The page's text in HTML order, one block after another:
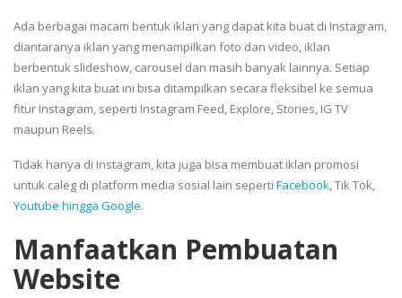
Ada berbagai macam bentuk iklan yang dapat kita buat di Instagram,
diantaranya iklan yang menampilkan foto dan video, iklan
berbentuk slideshow, carousel dan masih banyak lainnya. Setiap
iklan yang kita buat ini bisa ditampilkan secara fleksibel ke semua
fitur Instagram, seperti Instagram Feed, Explore, Stories, IG TV
maupun Reels.
Tidak hanya di Instagram, kita juga bisa membuat iklan promosi
untuk caleg di platform media sosial lain seperti Facebook, Tik Tok,
Youtube hingga Google.
Manfaatkan Pembuatan
Website